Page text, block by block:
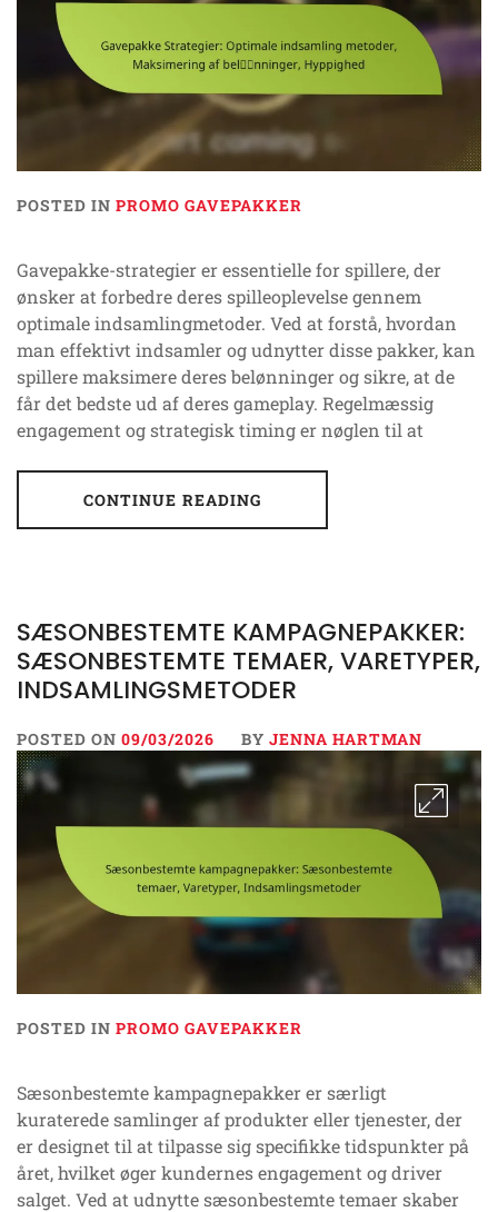
POSTED IN PROMO GAVEPAKKER
Gavepakke-strategier er essentielle for spillere, der
ønsker at forbedre deres spilleoplevelse gennem
optimale indsamlingmetoder. Ved at forstå, hvordan
man effektivt indsamler og udnytter disse pakker, kan
spillere maksimere deres belønninger og sikre, at de
får det bedste ud af deres gameplay. Regelmæssig
engagement og strategisk timing er nøglen til at
CONTINUE READING
SÆSONBESTEMTE KAMPAGNEPAKKER:
SÆSONBESTEMTE TEMAER, VARETYPER,
INDSAMLINGSMETODER
POSTED ON 09/03/2026 BY JENNA HARTMAN
POSTED IN PROMO GAVEPAKKER
Sæsonbestemte kampagnepakker er særligt
kuraterede samlinger af produkter eller tjenester, der
er designet til at tilpasse sig specifikke tidspunkter på
året, hvilket øger kundernes engagement og driver
salget. Ved at udnytte sæsonbestemte temaer skaber